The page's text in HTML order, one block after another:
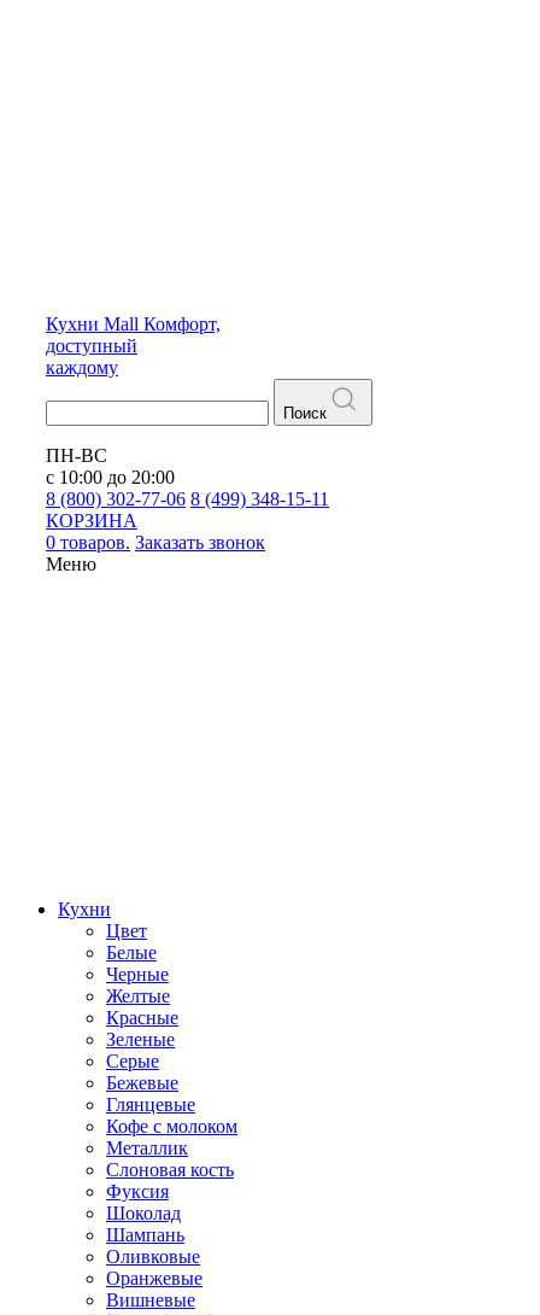
Кухни Mall Комфорт,
доступный
каждому
Поиск
ПН-ВС
с 10:00 до 20:00
8 (800) 302-77-06 8 (499) 348-15-11
КОРЗИНА
0 товаров. Заказать звонок
Меню
Кухни
Цвет
Белые
Черные
Желтые
Красные
Зеленые
Серые
Бежевые
Глянцевые
Кофе с молоком
Металлик
Слоновая кость
Фуксия
Шоколад
Шампань
Оливковые
Оранжевые
Вишневые